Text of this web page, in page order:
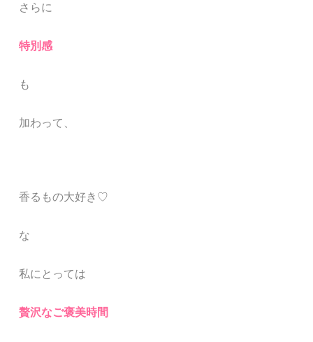
さらに
特別感
も
加わって、
香るもの大好き♡
な
私にとっては
贅沢なご褒美時間